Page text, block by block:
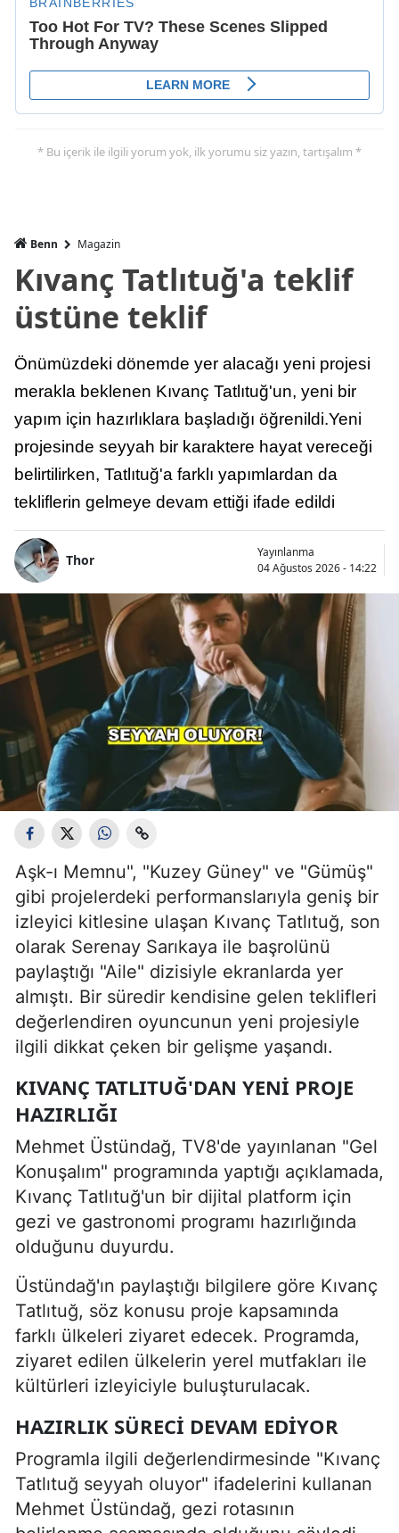
* Bu içerik ile ilgili yorum yok, ilk yorumu siz yazın, tartışalım *
Benn Magazin
Kıvanç Tatlıtuğ'a teklif
üstüne teklif
Önümüzdeki dönemde yer alacağı yeni projesi
merakla beklenen Kıvanç Tatlıtuğ'un, yeni bir
yapım için hazırlıklara başladığı öğrenildi.Yeni
projesinde seyyah bir karaktere hayat vereceği
belirtilirken, Tatlıtuğ'a farklı yapımlardan da
tekliflerin gelmeye devam ettiği ifade edildi
Thor
Yayınlanma
04 Ağustos 2026 - 14:22
Aşk-ı Memnu", "Kuzey Güney" ve "Gümüş"
gibi projelerdeki performanslarıyla geniş bir
izleyici kitlesine ulaşan Kıvanç Tatlıtuğ, son
olarak Serenay Sarıkaya ile başrolünü
paylaştığı "Aile" dizisiyle ekranlarda yer
almıştı. Bir süredir kendisine gelen teklifleri
değerlendiren oyuncunun yeni projesiyle
ilgili dikkat çeken bir gelişme yaşandı.
KIVANÇ TATLITUĞ'DAN YENI PROJE
HAZIRLIĞI
Mehmet Üstündağ, TV8'de yayınlanan "Gel
Konuşalım" programında yaptığı açıklamada,
Kıvanç Tatlıtuğ'un bir dijital platform için
gezi ve gastronomi programı hazırlığında
olduğunu duyurdu.
Üstündağ'ın paylaştığı bilgilere göre Kıvanç
Tatlıtuğ, söz konusu proje kapsamında
farklı ülkeleri ziyaret edecek. Programda,
ziyaret edilen ülkelerin yerel mutfakları ile
kültürleri izleyiciyle buluşturulacak.
HAZIRLIK SÜRECI DEVAM EDIYOR
Programla ilgili değerlendirmesinde "Kıvanç
Tatlıtuğ seyyah oluyor" ifadelerini kullanan
Mehmet Üstündağ, gezi rotasının